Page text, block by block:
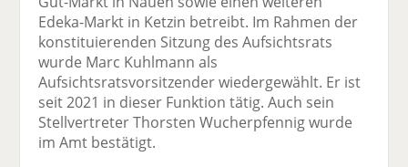
Edeka-Markt in Ketzin betreibt. Im Rahmen der
konstituierenden Sitzung des Aufsichtsrats
wurde Marc Kuhlmann als
Aufsichtsratsvorsitzender wiedergewählt. Er ist
seit 2021 in dieser Funktion tätig. Auch sein
Stellvertreter Thorsten Wucherpfennig wurde
im Amt bestätigt.